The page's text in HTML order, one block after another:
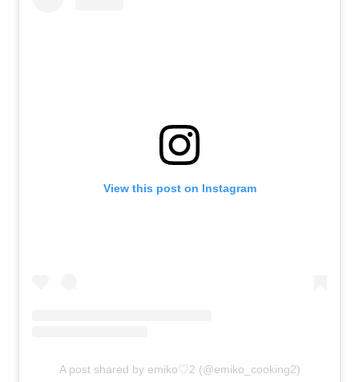
View this post on Instagram
A post shared by emiko♡2 (@emiko_cooking2)